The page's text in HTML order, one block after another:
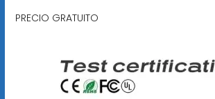
PRECIO GRATUITO